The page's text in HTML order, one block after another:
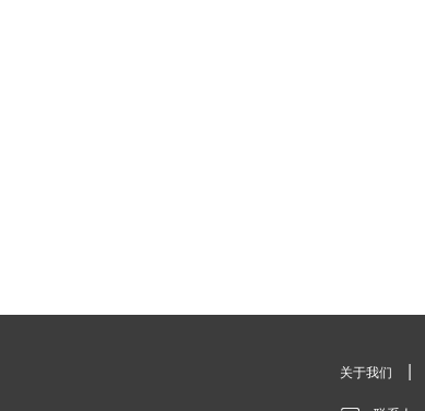
关于我们